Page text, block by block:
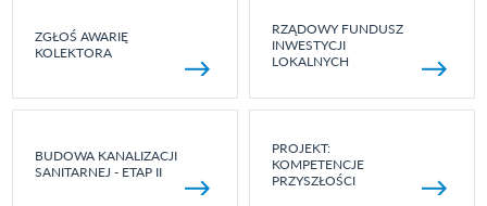
ZGŁOŚ AWARIĘ
KOLEKTORA
RZĄDOWY FUNDUSZ
INWESTYCJI
LOKALNYCH
BUDOWA KANALIZACJI
SANITARNEJ - ETAP II
PROJEKT:
KOMPETENCJE
PRZYSZŁOŚCI